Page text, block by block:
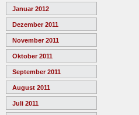
Januar 2012
Dezember 2011
November 2011
Oktober 2011
September 2011
August 2011
Juli 2011